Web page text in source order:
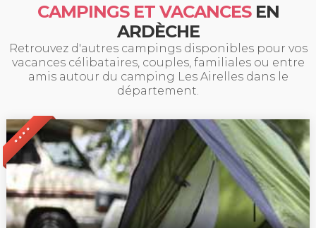
CAMPINGS ET VACANCESEN
ARDÈCHE
Retrouvez d'autres campings disponibles pour vos
vacances célibataires, couples, familiales ou entre
amis autour du camping Les Airelles dans le
département.
* * * *